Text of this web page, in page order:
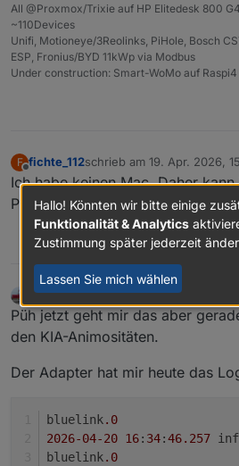
Jetzt Windows PowerShell
Jetzt folgende Befehle
$code = @"
import argparse
import logging
import os
import re
import sys
from dataclasses
from urllib.parse
from selenium import
from
from
from
from
Achtung jetzt nur den
All @Proxmox/Trixie auf HP Elitedesk 800
~110Devices
Unifi, Motioneye/3Reolinks, PiHole, Bosch
ESP, Fronius/BYD 11kWp via Modbus
Under construction: Smart-WoMo auf Raspi4
F
Offline
fichte_112schrieb am 19. Apr. 2026,
zuletzt editiert von
Ich habe keinen Mac. Daher
Probiere es einfach mal aus und
Offline
Pedder007schrieb am20. Apr. 2026,
zuletzt editiert von
Püh jetzt geht mir das aber
den KIA-Animositäten.
Der Adapter hat mir heute das
bluelink.0
2026-04-20 16: 34:46.257
bluelink.0
Hallo! Könnten wir bitte einige
Funktionalität & Analytics
Zustimmung später jederzeit
Lassen Sie mich wählen